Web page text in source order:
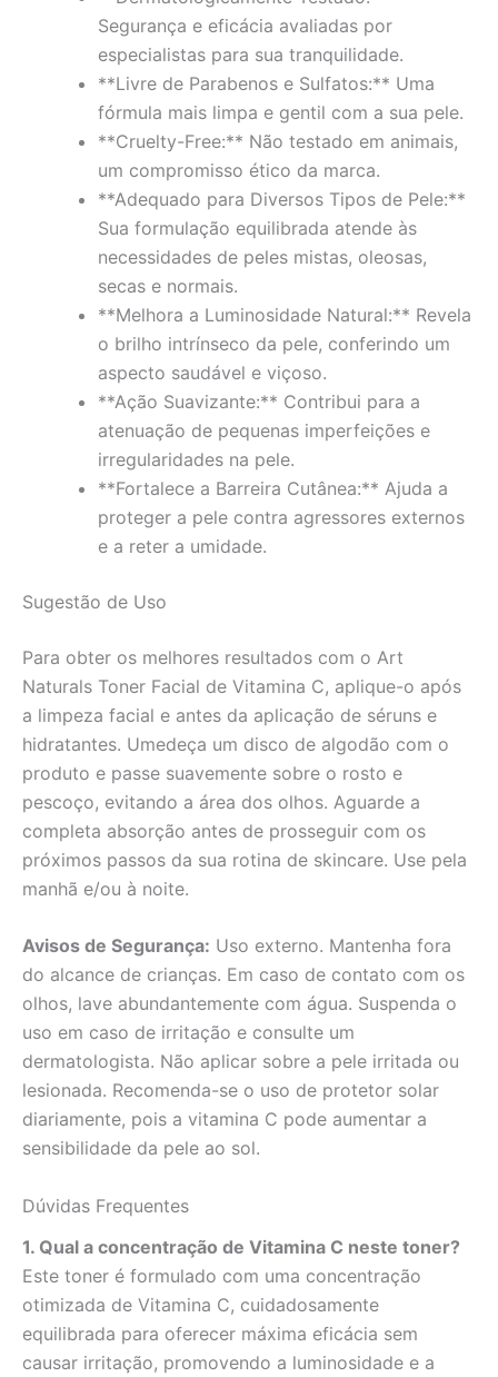
Segurança e eficácia avaliadas por
especialistas para sua tranquilidade.
**Livre de Parabenos e Sulfatos:** Uma
fórmula mais limpa e gentil com a sua pele.
**Cruelty-Free:** Não testado em animais,
um compromisso ético da marca.
**Adequado para Diversos Tipos de Pele:**
Sua formulação equilibrada atende às
necessidades de peles mistas, oleosas,
secas e normais.
**Melhora a Luminosidade Natural:** Revela
o brilho intrínseco da pele, conferindo um
aspecto saudável e viçoso.
**Ação Suavizante:** Contribui para a
atenuação de pequenas imperfeições e
irregularidades na pele.
**Fortalece a Barreira Cutânea:** Ajuda a
proteger a pele contra agressores externos
e a reter a umidade.
Sugestão de Uso
Para obter os melhores resultados com o Art
Naturals Toner Facial de Vitamina C, aplique-o após
a limpeza facial e antes da aplicação de séruns e
hidratantes. Umedeça um disco de algodão com o
produto e passe suavemente sobre o rosto e
pescoço, evitando a área dos olhos. Aguarde a
completa absorção antes de prosseguir com os
próximos passos da sua rotina de skincare. Use pela
manhã e/ou à noite.
Avisos de Segurança: Uso externo. Mantenha fora
do alcance de crianças. Em caso de contato com os
olhos, lave abundantemente com água. Suspenda o
uso em caso de irritação e consulte um
dermatologista. Não aplicar sobre a pele irritada ou
lesionada. Recomenda-se o uso de protetor solar
diariamente, pois a vitamina C pode aumentar a
sensibilidade da pele ao sol.
Dúvidas Frequentes
1. Qual a concentração de Vitamina C neste toner?
Este toner é formulado com uma concentração
otimizada de Vitamina C, cuidadosamente
equilibrada para oferecer máxima eficácia sem
causar irritação, promovendo a luminosidade e a